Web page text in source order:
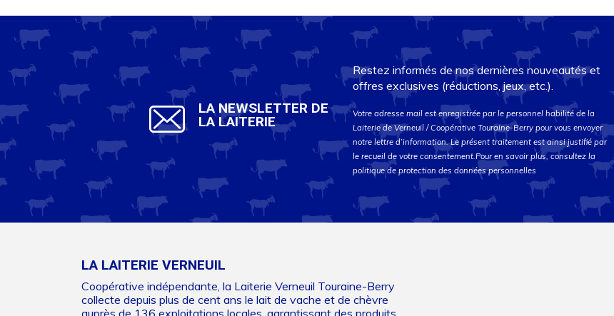
LA NEWSLETTER DE
LA LAITERIE
Restez informés de nos dernières nouveautés et
offres exclusives (réductions, jeux, etc.).
Votre adresse mail est enregistrée par le personnel habilité de la
Laiterie de Verneuil / Coopérative Touraine-Berry pour vous envoyer
notre lettre d’information. Le présent traitement est ainsi justifié par
le recueil de votre consentement.Pour en savoir plus, consultez la
politique de protection des données personnelles
LA LAITERIE VERNEUIL
Coopérative indépendante, la Laiterie Verneuil Touraine-Berry
collecte depuis plus de cent ans le lait de vache et de chèvre